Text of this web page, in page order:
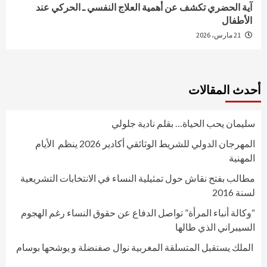
آية الحضري تكشف عن أهمية العلاج النفسي ـ الحركي عند
الأطفال
أحدث المقالات
سليمان يحب الحياة… بقلم نادية جلولي
المهرجان الدولي للشريط الوثائقي أكادير 2026 ينظم الأيام
المهنية
مطالب بفتح نقاش حول تمثيلية النساء في الانتخابات التشريعية
لسنة 2016
“وكالة أنباء المرأة” تواصل الدفاع عن حقوق النساء رغم الهجوم
السيبراني الذي طالها
الملك يستقبل المتسلقة المغربية نوال صفنضلة و يوشحها بوسام